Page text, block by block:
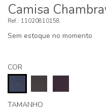
Camisa
11020810158
Sem estoque no momento
COR
TAMANHO